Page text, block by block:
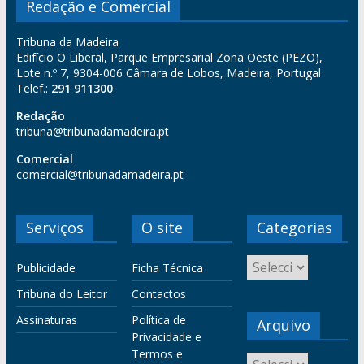
Redação e Comercial
Tribuna da Madeira
Edifício O Liberal, Parque Empresarial Zona Oeste (PEZO),
Lote n.º 7, 9304-006 Câmara de Lobos, Madeira, Portugal
Telef.: 291 911300
Redação
tribuna@tribunadamadeira.pt
Comercial
comercial@tribunadamadeira.pt
Serviços
Publicidade
Tribuna do Leitor
Assinaturas
O site
Ficha Técnica
Contactos
Política de
Privacidade e
Termos e
Categorias
Arquivo